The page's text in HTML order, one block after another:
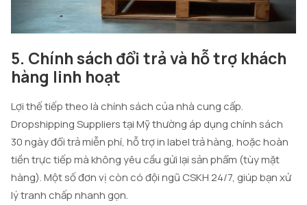
5. Chính sách đổi trả và hỗ trợ khách
hàng linh hoạt
Lợi thế tiếp theo là chính sách của nhà cung cấp.
Dropshipping Suppliers tại Mỹ thường áp dụng chính sách
30 ngày đổi trả miễn phí, hỗ trợ in label trả hàng, hoặc hoàn
tiền trực tiếp mà không yêu cầu gửi lại sản phẩm (tùy mặt
hàng). Một số đơn vị còn có đội ngũ CSKH 24/7, giúp bạn xử
lý tranh chấp nhanh gọn.